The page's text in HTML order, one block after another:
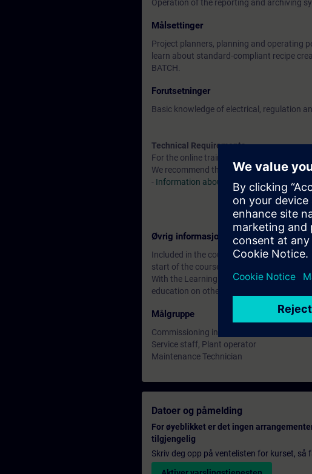
Operation of the reporting and archiving
Målsettinger
Project planners, planning and operating
learn about standard-compliant recipe
BATCH.
Forutsetninger
Basic knowledge of electrical, regulation
Technical Requirements
For the online training, a virtual training
We recommend that you consider the
- Information about the technical
Øvrig informasjon
Included in the course price: Free access
start of the course until two weeks after
With the Learning Membership, you can
education on other interesting topics.
Målgruppe
Commissioning installers, project planners
Service staff, Plant operator
Maintenance Technician
Datoer og påmelding
For øyeblikket er det ingen
tilgjengelig
Skriv deg opp på ventelisten for kurset, så